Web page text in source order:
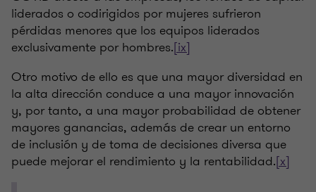
liderados o codirigidos por mujeres sufrieron
pérdidas menores que los equipos liderados
exclusivamente por hombres.[ix]
Otro motivo de ello es que una mayor diversidad en
la alta dirección conduce a una mayor innovación
y, por tanto, a una mayor probabilidad de obtener
mayores ganancias, además de crear un entorno
de inclusión y de toma de decisiones diversa que
puede mejorar el rendimiento y la rentabilidad.[x]